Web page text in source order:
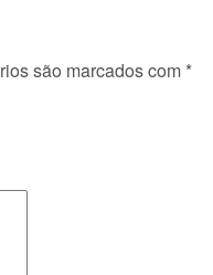
são marcados com *